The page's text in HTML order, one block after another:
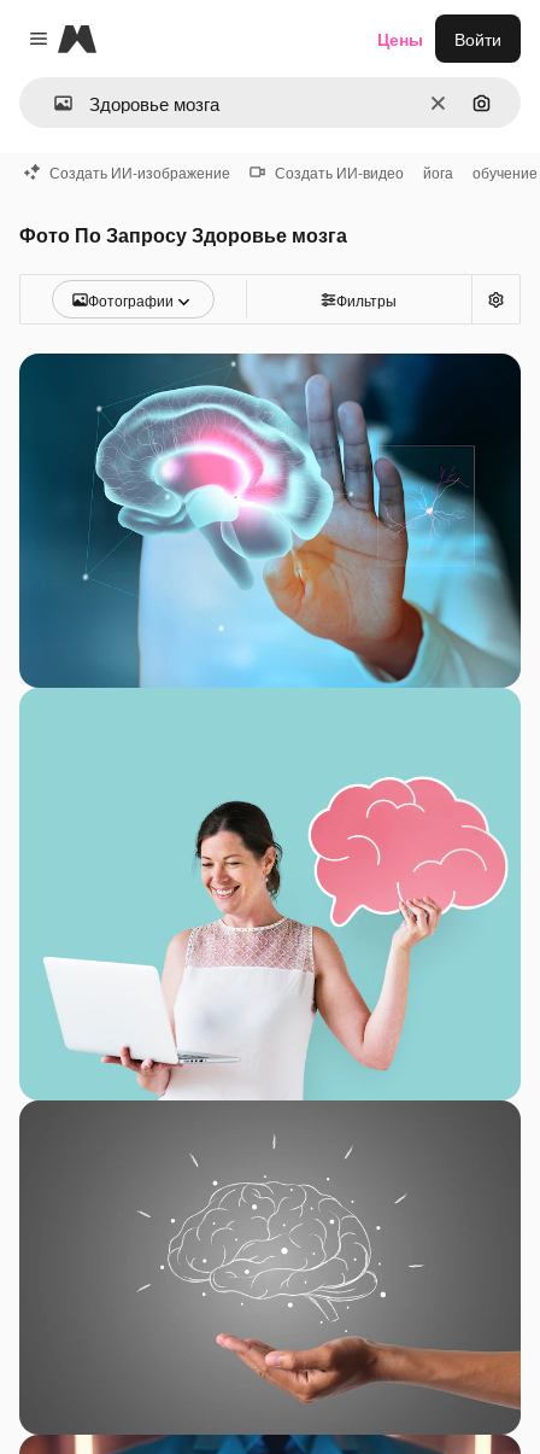
Close menu
Magnific
ОчиститьПоиск
Цены Войти
Создать ИИ-изображение Создать ИИ-видео йога обучение
Фото По Запросу Здоровье мозга
Фотографии Фильтры